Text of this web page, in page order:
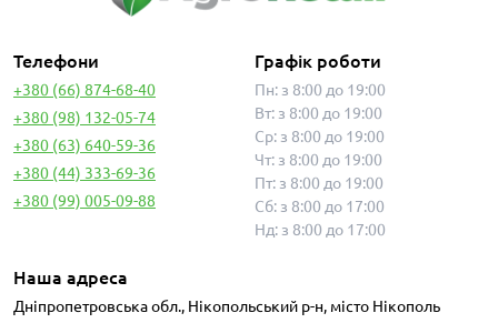
Телефони
+380 (66) 874-68-40
+380 (98) 132-05-74
+380 (63) 640-59-36
+380 (44) 333-69-36
+380 (99) 005-09-88
Графік роботи
Пн: з 8:00 до 19:00
Вт: з 8:00 до 19:00
Ср: з 8:00 до 19:00
Чт: з 8:00 до 19:00
Пт: з 8:00 до 19:00
Сб: з 8:00 до 17:00
Нд: з 8:00 до 17:00
Наша адреса
Дніпропетровська обл., Нікопольський р-н, місто Нікополь